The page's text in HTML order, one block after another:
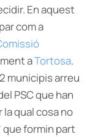
En aquest
com a
aTortosa.
municipis arreu
PSC que han
la qual cosa no
que formin part